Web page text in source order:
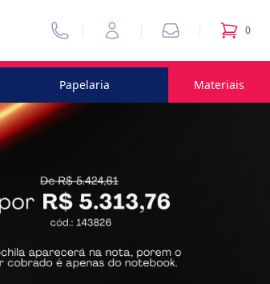
VendedoresMinha ContaPedidos 0
itens
Papelaria Materiais